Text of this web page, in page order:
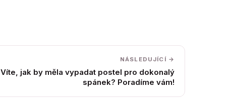
NÁSLEDUJÍCÍ →
Víte, jak by měla vypadat postel pro dokonalý
spánek? Poradíme vám!